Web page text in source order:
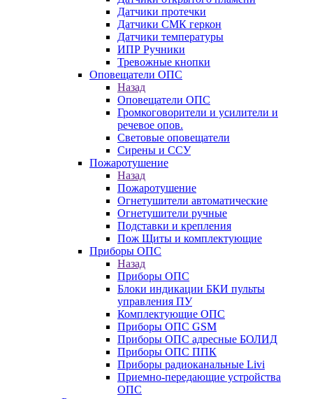
Датчики протечки
Датчики СМК геркон
Датчики температуры
ИПР Ручники
Тревожные кнопки
Оповещатели ОПС
Назад
Оповещатели ОПС
Громкоговорители и усилители и
речевое опов.
Световые оповещатели
Сирены и ССУ
Пожаротушение
Назад
Пожаротушение
Огнетушители автоматические
Огнетушители ручные
Подставки и крепления
Пож Щиты и комплектующие
Приборы ОПС
Назад
Приборы ОПС
Блоки индикации БКИ пульты
управления ПУ
Комплектующие ОПС
Приборы ОПС GSM
Приборы ОПС адресные БОЛИД
Приборы ОПС ППК
Приборы радиоканальные Livi
Приемно-передающие устройства
ОПС